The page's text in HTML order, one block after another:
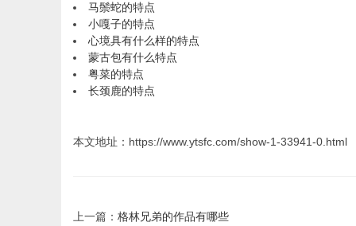
马鬃蛇的特点
小嘎子的特点
心境具有什么样的特点
蒙古包有什么特点
粤菜的特点
长颈鹿的特点
本文地址：https://www.ytsfc.com/show-1-33941-0.html
上一篇： 格林兄弟的作品有哪些